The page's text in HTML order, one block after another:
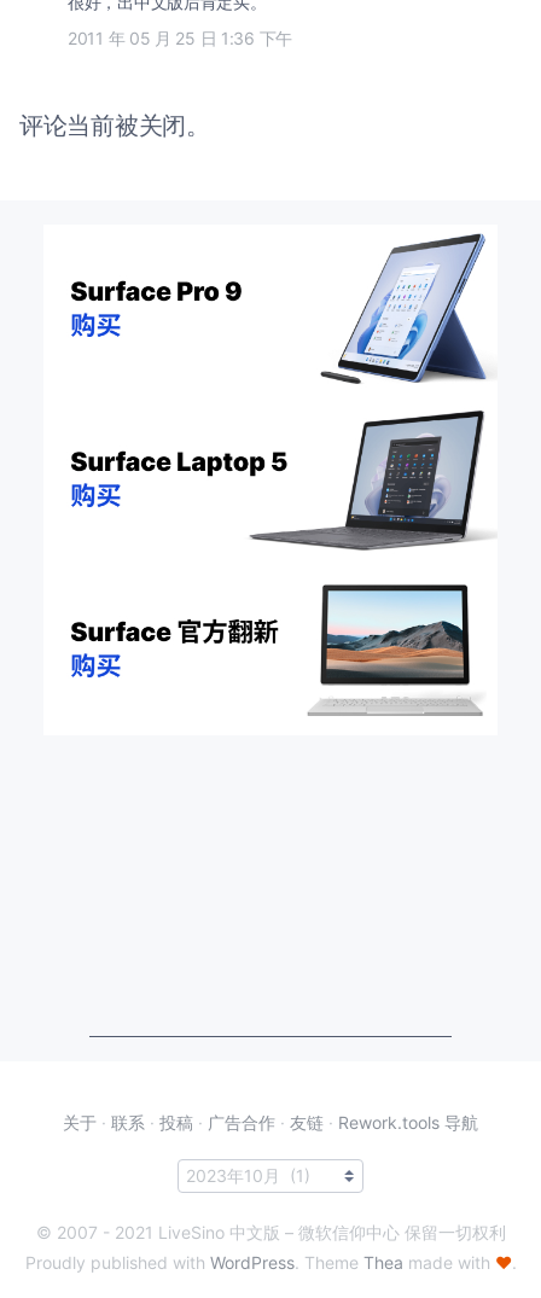
2011 年 05 月 25 日 1:36 下午
评论当前被关闭。
关于 · 联系 · 投稿 · 广告合作 · 友链 · Rework.tools 导航
© 2007 - 2021 LiveSino 中文版 – 微软信仰中心 保留一切权利
Proudly published with WordPress. Theme Thea made with ♥.